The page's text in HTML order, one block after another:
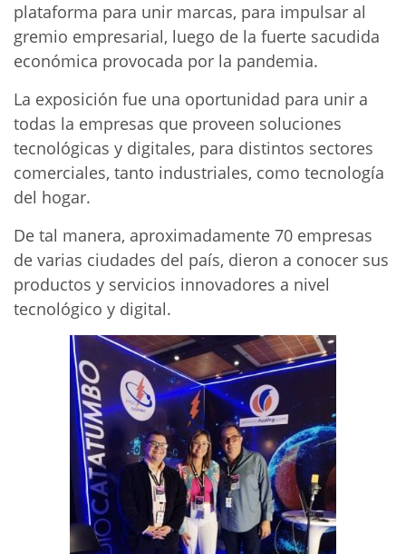
plataforma para unir marcas, para impulsar al
gremio empresarial, luego de la fuerte sacudida
económica provocada por la pandemia.
La exposición fue una oportunidad para unir a
todas la empresas que proveen soluciones
tecnológicas y digitales, para distintos sectores
comerciales, tanto industriales, como tecnología
del hogar.
De tal manera, aproximadamente 70 empresas
de varias ciudades del país, dieron a conocer sus
productos y servicios innovadores a nivel
tecnológico y digital.